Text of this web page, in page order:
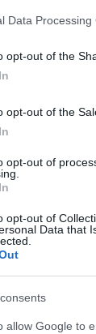
Data Processing
opt-out of the
opt-out of the
opt-out of
opt-out of
Data that
allow Google to
την πόρτα